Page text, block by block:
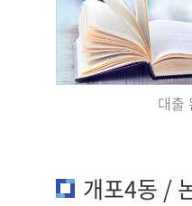
대출
개포4동 /